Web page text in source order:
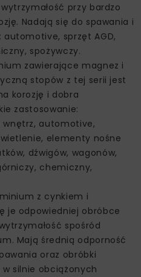
przy bardzo
Nadają się do spawania i
sprzęt AGD,
spożywczy.
zawierające magnez i
stopów z tej serii jest
korozję i dobra
zastosowanie:
wnętrz, automotive,
elementy nośne
dźwigów, wagonów,
chemiczny,
z cynkiem i
je odpowiedniej obróbce
spośród
Mają średnią odporność
oraz obróbki
silnie obciążonych